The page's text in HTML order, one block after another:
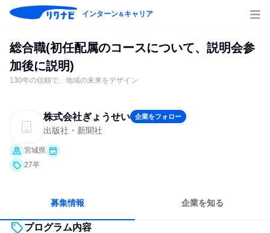
インターン＆キャリア
総合職(初任配属のコースについて、説明会参
加後に説明)
130年の信頼で、地域の未来をデザイン
株式会社ぎょうせい 企業をフォロー
出版社・新聞社
宮城県
27卒
募集情報 企業を知る
プログラム内容